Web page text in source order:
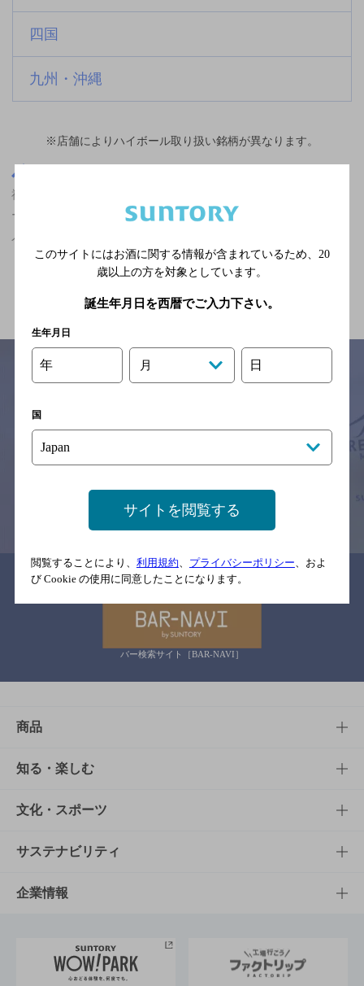
四国
九州・沖縄
※店舗によりハイボール取り扱い銘柄が異なります。
福知山駅(京都府)周辺500m,居酒屋,ザ・プレミアム・モルツ香るエ
ールが飲める,掘りごたつあり,5,000円以上～7,000円未満の神泡達
人店
※それぞれのお店のメニューや営業時間などの掲載情報については、
念のためお店にご確認の上ご来店くださいますようお願い申し上げま
情報提供：ぐるなび
関連リンク
バー検索サイト［BAR-NAVI］
商品
商品TOP
商品一覧
商品発売情報
栄養成分一覧
知る・楽しむ
知る・楽しむTOP
キャンペーン
工場見学
地域情報
文化・スポーツ
文化・スポーツTOP
サントリーホール
サントリーサンバーズ大阪
サステナビリティ
サステナビリティTOP
サントリーが考えるサステナビリティ経営
企業情報
企業概要
このサイトにはお酒に関する情報が含まれているため、 20
歳以上の方を対象としています。
誕生年月日を西暦でご入力下さい。
生年月日
年 月 日
国
サイトを閲覧する
閲覧することにより、 利用規約、 プライバシーポリシー、およ
び Cookie の使用に同意したことになります。